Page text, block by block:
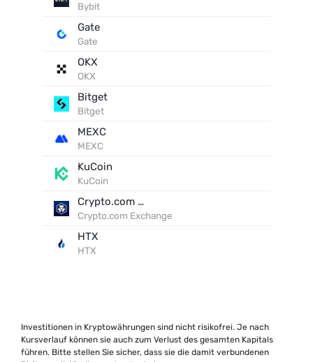
Bybit
Gate
Gate
OKX
OKX
Bitget
Bitget
MEXC
MEXC
KuCoin
KuCoin
Crypto.com Exchange
Crypto.com Exchange
HTX
HTX
Investitionen in Kryptowährungen sind nicht risikofrei. Je nach
Kursverlauf können sie auch zum Verlust des gesamten Kapitals
führen. Bitte stellen Sie sicher, dass sie die damit verbundenen